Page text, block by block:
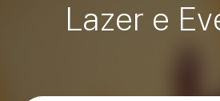
Lazer e